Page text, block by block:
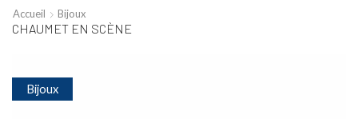
Accueil Bijoux
CHAUMET EN SCÈNE
Bijoux